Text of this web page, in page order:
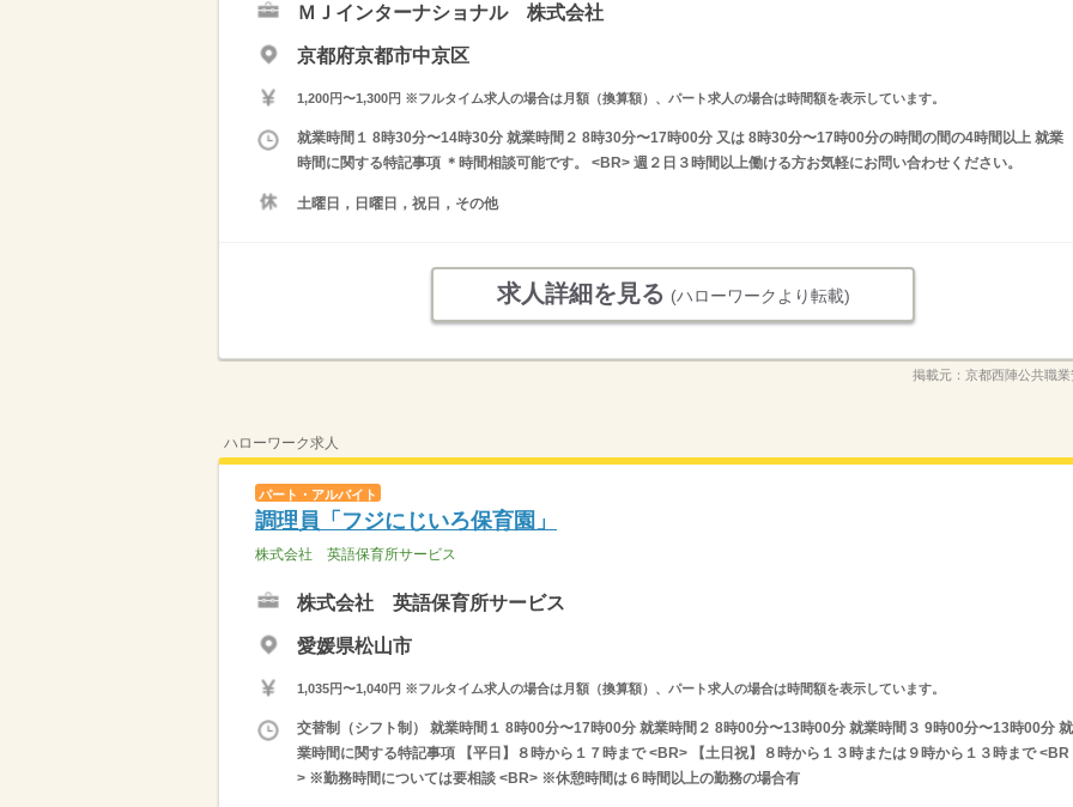
ＭＪインターナショナル 株式会社
京都府京都市中京区
1,200円〜1,300円 ※フルタイム求人の場合は月額（換算額）、パート求人の場合は時間額を表示しています。
就業時間１ 8時30分〜14時30分 就業時間２ 8時30分〜17時00分 又は 8時30分〜17時00分の時間の間の4時間以上 就業
時間に関する特記事項 ＊時間相談可能です。 <BR> 週２日３時間以上働ける方お気軽にお問い合わせください。
土曜日，日曜日，祝日，その他
求人詳細を見る (ハローワークより転載)
掲載元： 京都西陣公共職
ハローワーク求人
パート・アルバイト
調理員「フジにじいろ保育園」
株式会社 英語保育所サービス
株式会社 英語保育所サービス
愛媛県松山市
1,035円〜1,040円 ※フルタイム求人の場合は月額（換算額）、パート求人の場合は時間額を表示しています。
交替制（シフト制） 就業時間１ 8時00分〜17時00分 就業時間２ 8時00分〜13時00分 就業時間３ 9時00分〜13時00分 就
業時間に関する特記事項 【平日】８時から１７時まで <BR> 【土日祝】８時から１３時または９時から１３時まで <BR
> ※勤務時間については要相談 <BR> ※休憩時間は６時間以上の勤務の場合有